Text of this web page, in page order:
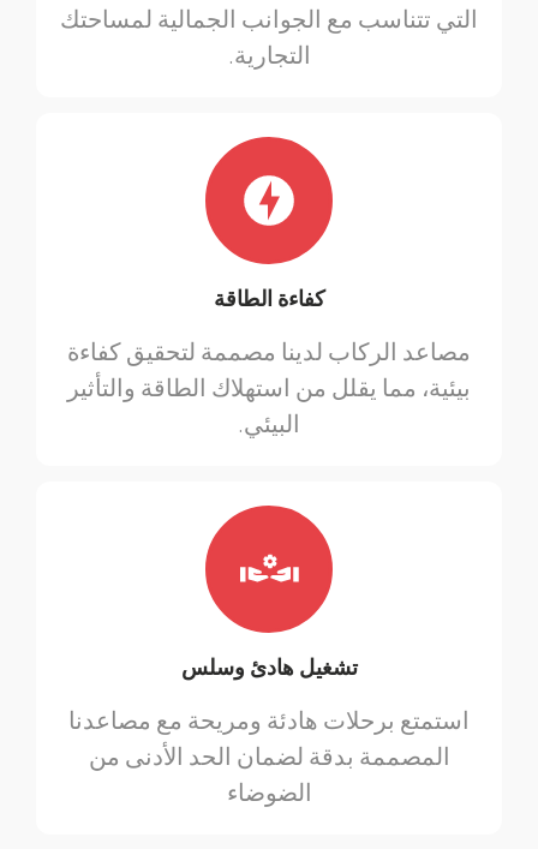
التي تتناسب مع الجوانب الجمالية لمساحتك
التجارية.
كفاءة الطاقة
مصاعد الركاب لدينا مصممة لتحقيق كفاءة
بيئية، مما يقلل من استهلاك الطاقة والتأثير
البيئي.
تشغيل هادئ وسلس
استمتع برحلات هادئة ومريحة مع مصاعدنا
المصممة بدقة لضمان الحد الأدنى من
الضوضاء